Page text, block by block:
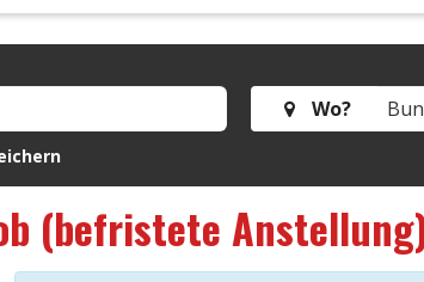
Wo?
(befristete